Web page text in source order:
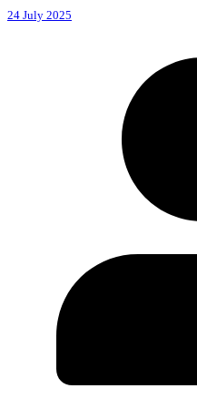
24 July 2025